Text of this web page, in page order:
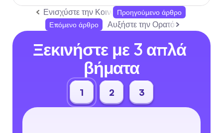
Ενισχύστε την Κοινωνική Αλληλεπίδραση με μια
Προηγούμενο άρθρο
Επόμενο άρθρο
Αυξήστε την Ορατότητα με την
Ξεκινήστε με 3 απλά
βήματα
1 2 3